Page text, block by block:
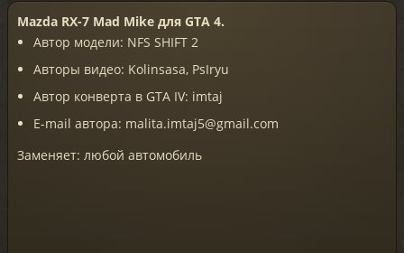
Mazda RX-7 Mad Mike для GTA 4.
Автор модели: NFS SHIFT 2
Авторы видео: Kolinsasa, PsIryu
Автор конверта в GTA IV: imtaj
E-mail автора: malita.imtaj5@gmail.com
Заменяет: любой автомобиль